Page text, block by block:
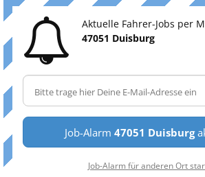
Aktuelle Fahrer-Jobs per
47051 Duisburg
Job-Alarm 47051 Duisburg
Job-Alarm für anderen Ort